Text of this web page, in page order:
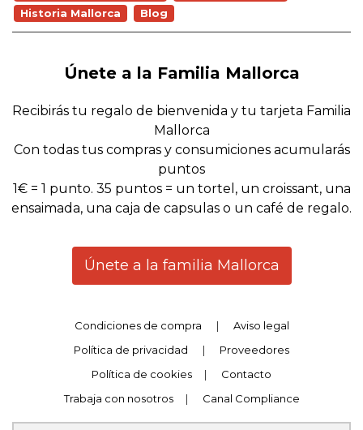
Historia Mallorca
Blog
Únete a la Familia Mallorca
Recibirás tu regalo de bienvenida y tu tarjeta Familia
Mallorca
Con todas tus compras y consumiciones acumularás
puntos
1€ = 1 punto. 35 puntos = un tortel, un croissant, una
ensaimada, una caja de capsulas o un café de regalo.
Únete a la familia Mallorca
Condiciones de compra |
Aviso legal
Política de privacidad
|
Proveedores
Política de cookies
|
Contacto
Trabaja con nosotros
| Canal Compliance